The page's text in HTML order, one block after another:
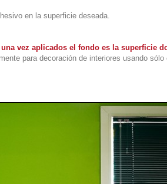
en la superficie deseada.
vez aplicados el fondo es la superficie
para decoración de interiores usando